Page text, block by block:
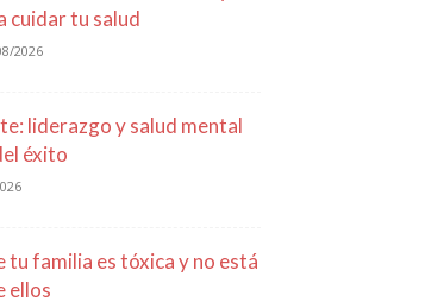
cuidar tu salud
2026
liderazgo y salud mental
éxito
tu familia es tóxica y no está
ellos